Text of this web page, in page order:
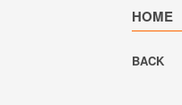
HOME
BACK